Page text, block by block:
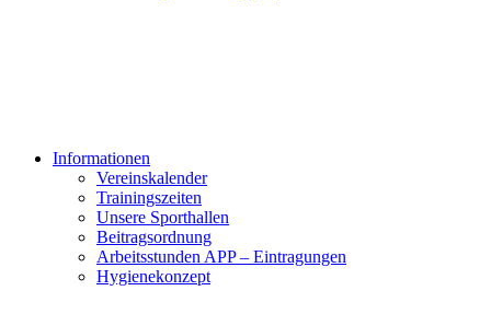
Informationen
Vereinskalender
Trainingszeiten
Unsere Sporthallen
Beitragsordnung
Arbeitsstunden APP – Eintragungen
Hygienekonzept